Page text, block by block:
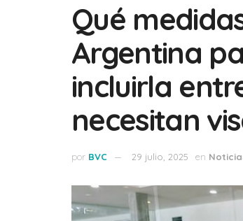
Qué
Argentina
incluirla
necesitan
por BVC 29 julio, 2025 en